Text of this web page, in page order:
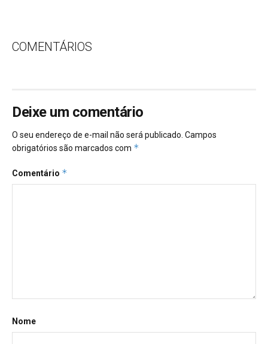
COMENTÁRIOS
Deixe um comentário
O seu endereço de e-mail não será publicado. Campos
obrigatórios são marcados com *
Comentário *
Nome